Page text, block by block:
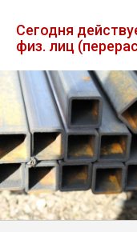
Труба
Лист
Уголок
Балка
Сегодня
физ. лиц